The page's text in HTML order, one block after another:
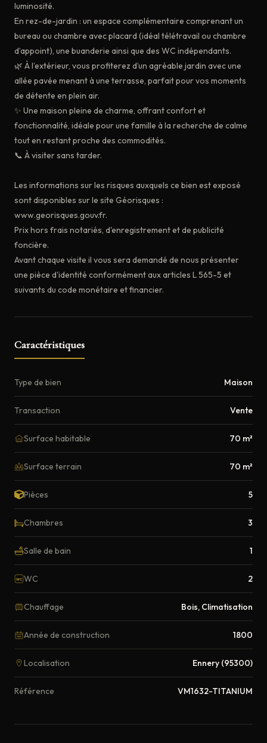
luminosité.
En rez-de-jardin : un espace complémentaire comprenant un
bureau ou chambre avec placard (idéal télétravail ou chambre
d’appoint), une buanderie ainsi que des WC indépendants.
🌿 À l’extérieur, vous profiterez d’un agréable jardin avec une
allée pavée menant à une terrasse, parfait pour vos moments
de détente en plein air.
✨ Une maison pleine de charme, offrant confort et
fonctionnalité, idéale pour une famille à la recherche de calme
tout en restant proche des commodités.
📞 À visiter sans tarder.
Les informations sur les risques auxquels ce bien est exposé
sont disponibles sur le site Géorisques :
www.georisques.gouv.fr.
Prix hors frais notariés, d'enregistrement et de publicité
foncière.
Avant chaque visite il vous sera demandé de nous présenter
une pièce d'identité conformément aux articles L 565-5 et
suivants du code monétaire et financier.
Caractéristiques
Type de bien Maison
Transaction Vente
Surface habitable 70 m²
Surface terrain 70 m²
Pièces 5
Chambres 3
Salle de bain 1
WC WC 2
Chauffage Bois, Climatisation
Année de construction 1800
Localisation Ennery (95300)
Référence VM1632-TITANIUM